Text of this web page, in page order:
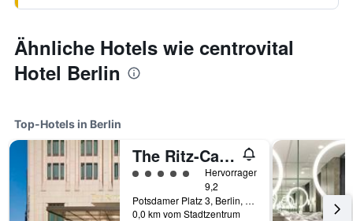
Ähnliche Hotels wie centrovital
Hotel Berlin
Top-Hotels in Berlin
The Ritz-Carlton Berlin
Bewertungskategorie 5
Hervorragend
9,2
Potsdamer Platz 3, Berlin, Deutschland
0,0 km vom Stadtzentrum